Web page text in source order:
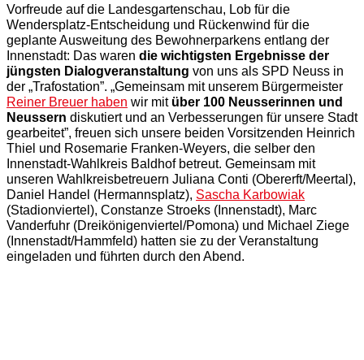
Vorfreude auf die Landesgartenschau, Lob für die
Wendersplatz-Entscheidung und Rückenwind für die
geplante Ausweitung des Bewohnerparkens entlang der
Innenstadt: Das waren die wichtigsten Ergebnisse der
jüngsten Dialogveranstaltung von uns als SPD Neuss in
der „Trafostation”. „Gemeinsam mit unserem Bürgermeister
Reiner Breuer haben wir mit über 100 Neusserinnen und
Neussern diskutiert und an Verbesserungen für unsere Stadt
gearbeitet”, freuen sich unsere beiden Vorsitzenden Heinrich
Thiel und Rosemarie Franken-Weyers, die selber den
Innenstadt-Wahlkreis Baldhof betreut. Gemeinsam mit
unseren Wahlkreisbetreuern Juliana Conti (Obererft/Meertal),
Daniel Handel (Hermannsplatz), Sascha Karbowiak
(Stadionviertel), Constanze Stroeks (Innenstadt), Marc
Vanderfuhr (Dreikönigenviertel/Pomona) und Michael Ziege
(Innenstadt/Hammfeld) hatten sie zu der Veranstaltung
eingeladen und führten durch den Abend.